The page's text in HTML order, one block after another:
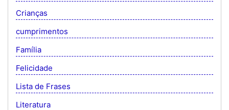
Crianças
cumprimentos
Família
Felicidade
Lista de Frases
Literatura